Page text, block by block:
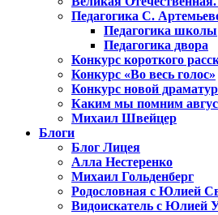
Педагогика С.
Педагогика школы
Педагогика двора
Конкурс короткого
Конкурс «Во весь голос»
Конкурс новой
Каким мы помним
Михаил Швейцер
Блоги
Блог Лицея
Алла Нестеренко
Михаил Гольденберг
Родословная с Юлией
Видоискатель с Юлией